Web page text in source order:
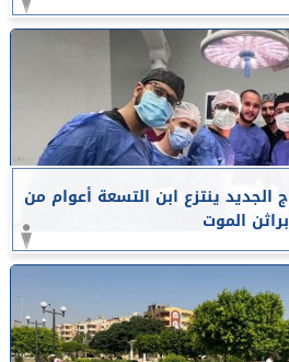
ينتزع ابن التسعة أعوام من
براثن الموت